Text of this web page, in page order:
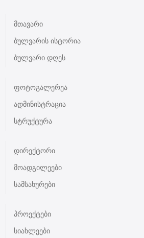
მთავარი
ბულვარის ისტორია
ბულვარი დღეს
ფოტოგალერეა
ადმინისტრაცია
სტრუქტურა
დირექტორი
მოადგილეები
სამსახურები
პროექტები
სიახლეები